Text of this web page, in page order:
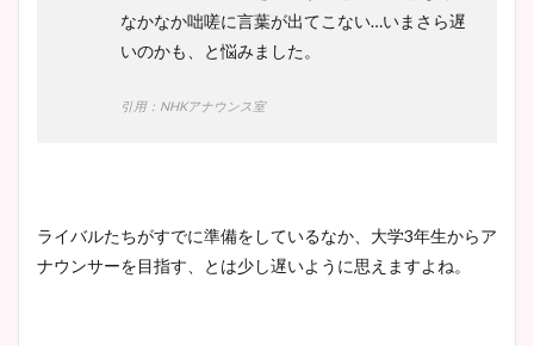
なかなか咄嗟に言葉が出てこない…いまさら遅
いのかも、と悩みました。
引用：NHKアナウンス室
ライバルたちがすでに準備をしているなか、大学3年生からア
ナウンサーを目指す、とは少し遅いように思えますよね。